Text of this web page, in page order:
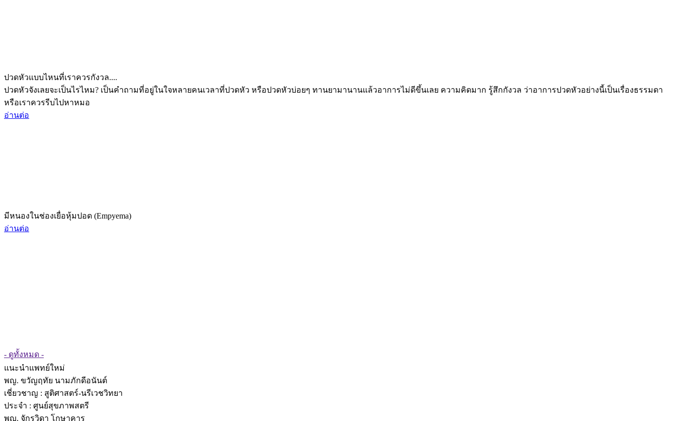
ปวดหัวแบบไหนที่เราควรกังวล....
ปวดหัวจังเลยจะเป็นไรไหม? เป็นคำถามที่อยู่ในใจหลายคนเวลาที่ปวดหัว หรือปวดหัวบ่อยๆ ทานยามานานแล้วอาการไม่ดีขึ้นเลย ความคิดมาก รู้สึกกังวล ว่าอาการปวดหัวอย่างนี้เป็นเรื่องธรรมดา
หรือเราควรรีบไปหาหมอ
อ่านต่อ
มีหนองในช่องเยื่อหุ้มปอด (Empyema)
อ่านต่อ
- ดูทั้งหมด -
แนะนำแพทย์ใหม่
พญ. ขวัญฤทัย นามภักดีอนันต์
เชี่ยวชาญ : สูติศาสตร์-นรีเวชวิทยา
ประจำ : ศูนย์สุขภาพสตรี
พญ. จักรวิดา โกษาคาร